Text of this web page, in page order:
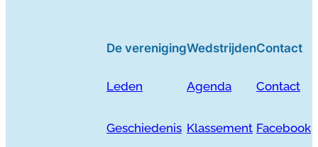
De vereniging
Leden
Geschiedenis
Wedstrijden
Agenda
Klassement
Contact
Contact
Facebook